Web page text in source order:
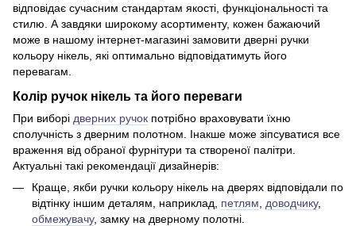
відповідає сучасним стандартам якості, функціональності та
стилю. А завдяки широкому асортименту, кожен бажаючий
може в нашому інтернет-магазині замовити дверні ручки
кольору нікель, які оптимально відповідатимуть його
перевагам.
Колір ручок нікель та його переваги
При виборі дверних ручок потрібно враховувати їхню
сполучність з дверним полотном. Інакше може зіпсуватися все
враження від обраної фурнітури та створеної палітри.
Актуальні такі рекомендації дизайнерів:
Краще, якби ручки кольору нікель на дверях відповідали по
відтінку іншим деталям, наприклад, петлям доводчику,
обмежувачу, замку на дверному полотні.